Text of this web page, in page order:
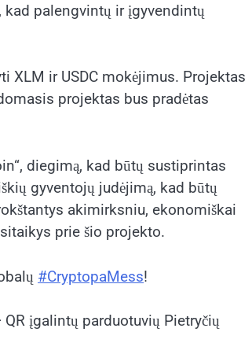
kad palengvintų ir įgyvendintų
XLM ir USDC mokėjimus. Projektas
projektas bus pradėtas
diegimą, kad būtų sustiprintas
gyventojų judėjimą, kad būtų
akimirksniu, ekonomiškai
prie šio projekto.
#CryptopaMess!
įgalintų parduotuvių Pietryčių